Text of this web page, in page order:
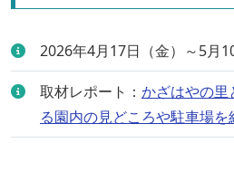
2026年4月17日（金）～5月
取材レポート： かざはやの里
る園内の見どころや駐車場を